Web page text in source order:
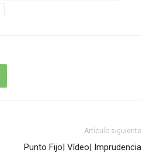
Artículo siguiente
Punto Fijo| Vídeo| Imprudencia